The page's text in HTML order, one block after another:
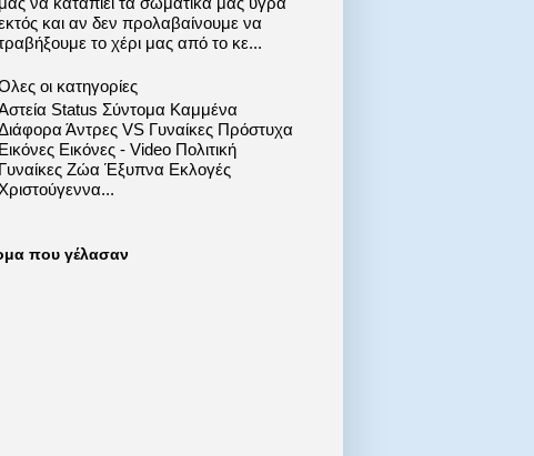
και αν δεν προλαβαίνουμε να
το χέρι μας από το κε...
οι κατηγορίες
Status Σύντομα Καμμένα
Άντρες VS Γυναίκες Πρόστυχα
Εικόνες Εικόνες - Video Πολιτική
Γυναίκες Ζώα Έξυπνα Εκλογές
Χριστούγεννα...
που γέλασαν